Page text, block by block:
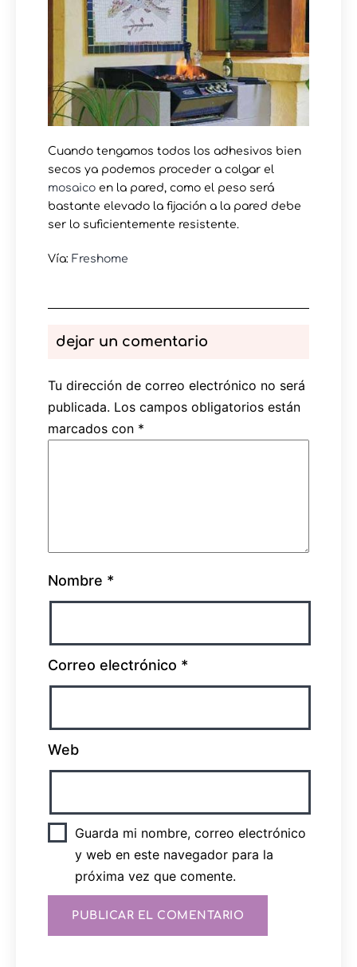
Cuando tengamos todos los adhesivos bien
secos ya podemos proceder a colgar el
mosaico en la pared, como el peso será
bastante elevado la fijación a la pared debe
ser lo suficientemente resistente.
Vía: Freshome
dejar un comentario
Tu dirección de correo electrónico no será
publicada. Los campos obligatorios están
marcados con *
Nombre *
Correo electrónico *
Web
Guarda mi nombre, correo electrónico
y web en este navegador para la
próxima vez que comente.